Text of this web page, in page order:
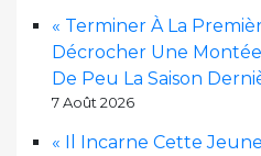
« Terminer À La
Décrocher Une
De Peu La Saison
7 Août 2026
« Il Incarne Cette